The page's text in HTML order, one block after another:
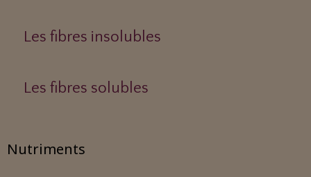
Les fibres insolubles
Les fibres solubles
Nutriments